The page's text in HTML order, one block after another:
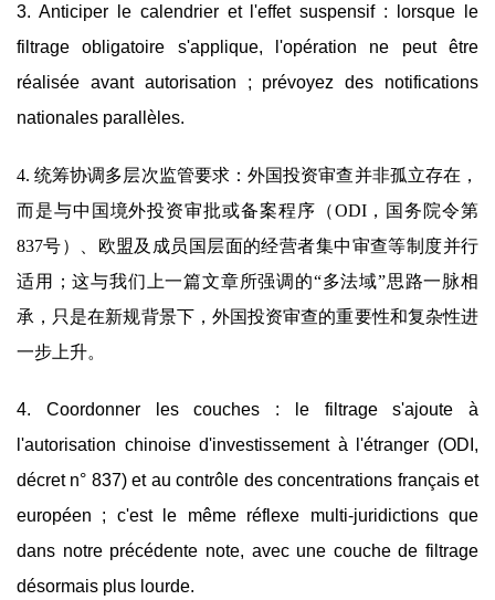
3. Anticiper le calendrier et l'effet suspensif : lorsque le
filtrage obligatoire s'applique, l'opération ne peut être
réalisée avant autorisation ; prévoyez des notifications
nationales parallèles.
4. 统筹协调多层次监管要求：外国投资审查并非孤立存在，
而是与中国境外投资审批或备案程序（ODI，国务院令第
837号）、欧盟及成员国层面的经营者集中审查等制度并行
适用；这与我们上一篇文章所强调的“多法域”思路一脉相
承，只是在新规背景下，外国投资审查的重要性和复杂性进
一步上升。
4. Coordonner les couches : le filtrage s'ajoute à
l'autorisation chinoise d'investissement à l'étranger (ODI,
décret n° 837) et au contrôle des concentrations français et
européen ; c'est le même réflexe multi-juridictions que
dans notre précédente note, avec une couche de filtrage
désormais plus lourde.